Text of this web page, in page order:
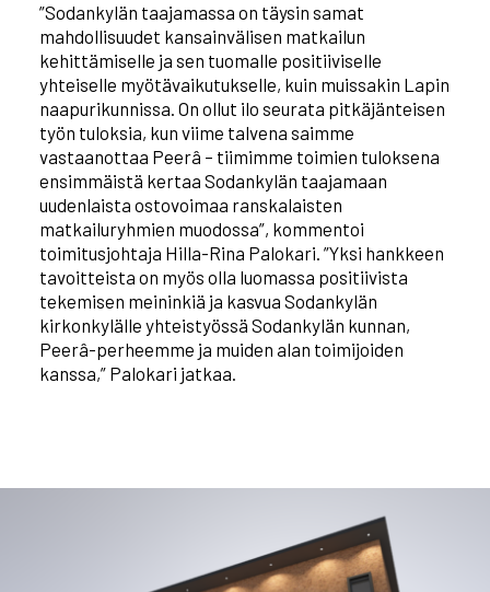
”Sodankylän taajamassa on täysin samat
mahdollisuudet kansainvälisen matkailun
kehittämiselle ja sen tuomalle positiiviselle
yhteiselle myötävaikutukselle, kuin muissakin Lapin
naapurikunnissa. On ollut ilo seurata pitkäjänteisen
työn tuloksia, kun viime talvena saimme
vastaanottaa Peerâ – tiimimme toimien tuloksena
ensimmäistä kertaa Sodankylän taajamaan
uudenlaista ostovoimaa ranskalaisten
matkailuryhmien muodossa”, kommentoi
toimitusjohtaja Hilla-Rina Palokari. ”Yksi hankkeen
tavoitteista on myös olla luomassa positiivista
tekemisen meininkiä ja kasvua Sodankylän
kirkonkylälle yhteistyössä Sodankylän kunnan,
Peerâ-perheemme ja muiden alan toimijoiden
kanssa,” Palokari jatkaa.